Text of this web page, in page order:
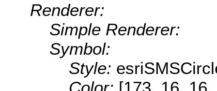
Renderer:
Simple Renderer:
Symbol:
Style: